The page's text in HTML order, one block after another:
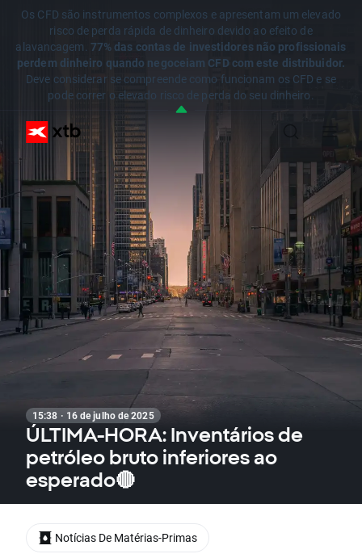
Os CFD são instrumentos complexos e apresentam um elevado
risco de perda rápida de dinheiro devido ao efeito de
alavancagem. 77% das contas de investidores não profissionais
perdem dinheiro quando negoceiam CFD com este distribuidor.
Deve considerar se compreende como funcionam os CFD e se
pode correr o elevado risco de perda do seu dinheiro.
15:38 · 16 de julho de 2025
ÚLTIMA-HORA: Inventários de
petróleo bruto inferiores ao
esperado🔴
Notícias De Matérias-Primas